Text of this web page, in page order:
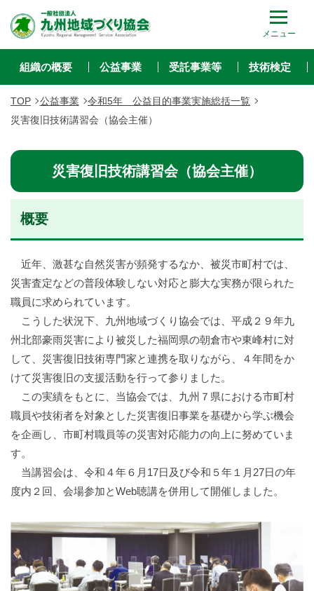
メニュー
組織の概要 公益事業 受託事業等 技術検定
TOP 公益事業
令和5年 公益目的事業実施総括一覧
災害復旧技術講習会（協会主催）
災害復旧技術講習会（協会主催）
概要
近年、激甚な自然災害が頻発するなか、被災市町村では、
災害査定などの普段体験しない対応と膨大な実務が限られた
職員に求められています。
こうした状況下、九州地域づくり協会では、平成２９年九
州北部豪雨災害により被災した福岡県の朝倉市や東峰村に対
して、災害復旧技術専門家と連携を取りながら、４年間をか
けて災害復旧の支援活動を行って参りました。
この実績をもとに、当協会では、九州７県における市町村
職員や技術者を対象とした災害復旧事業を基礎から学ぶ機会
を企画し、市町村職員等の災害対応能力の向上に努めていま
す。
当講習会は、令和４年６月17日及び令和５年１月27日の年
度内２回、会場参加とWeb聴講を併用して開催しました。